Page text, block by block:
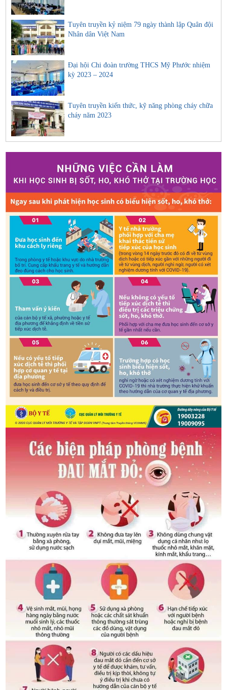
Tuyên truyền kỷ niệm 79 ngày thành lập Quân đội
Nhân dân Việt Nam
Đại hội Chi đoàn trường THCS Mỹ Phước nhiệm
kỳ 2023 – 2024
Tuyên truyền kiến thức, kỹ năng phòng cháy chữa
cháy năm 2023